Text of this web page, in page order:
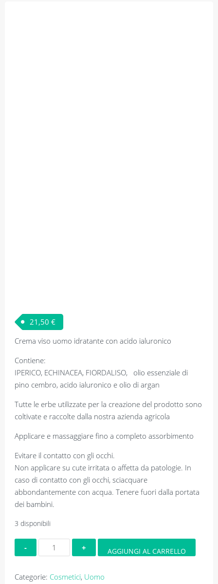
21,50 €
Crema viso uomo idratante con acido ialuronico
Contiene:
IPERICO, ECHINACEA, FIORDALISO, olio essenziale di
pino cembro, acido ialuronico e olio di argan
Tutte le erbe utilizzate per la creazione del prodotto sono
coltivate e raccolte dalla nostra azienda agricola
Applicare e massaggiare fino a completo assorbimento
Evitare il contatto con gli occhi.
Non applicare su cute irritata o affetta da patologie. In
caso di contatto con gli occhi, sciacquare
abbondantemente con acqua. Tenere fuori dalla portata
dei bambini.
3 disponibili
Crema
viso
quantità
AGGIUNGI AL CARRELLO
Categorie: Cosmetici, Uomo